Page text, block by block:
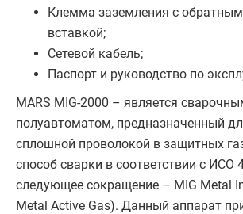
Клемма заземления с
вставкой;
Сетевой кабель;
Паспорт и руководство по
MARS MIG-2000 – является
полуавтоматом, предназначенный
сплошной проволокой в защитных
способ сварки в соответствии с ИСО
следующее сокращение – MIG Metal
Metal Active Gas). Данный аппарат